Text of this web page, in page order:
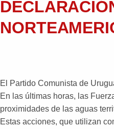
El Partido Comunista de
En las últimas horas, las
proximidades de las aguas
Estas acciones, que utilizan